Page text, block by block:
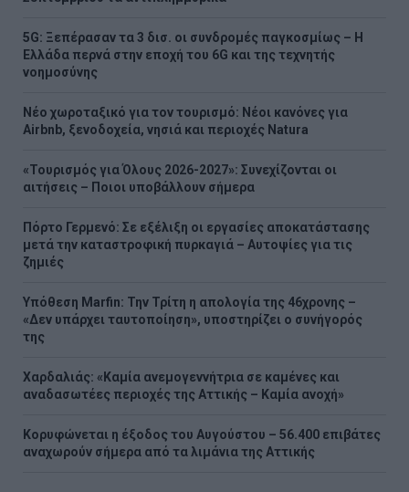
5G: Ξεπέρασαν τα 3 δισ. οι συνδρομές παγκοσμίως – Η
Ελλάδα περνά στην εποχή του 6G και της τεχνητής
νοημοσύνης
Νέο χωροταξικό για τον τουρισμό: Νέοι κανόνες για
Airbnb, ξενοδοχεία, νησιά και περιοχές Natura
«Τουρισμός για Όλους 2026-2027»: Συνεχίζονται οι
αιτήσεις – Ποιοι υποβάλλουν σήμερα
Πόρτο Γερμενό: Σε εξέλιξη οι εργασίες αποκατάστασης
μετά την καταστροφική πυρκαγιά – Αυτοψίες για τις
ζημιές
Υπόθεση Marfin: Την Τρίτη η απολογία της 46χρονης –
«Δεν υπάρχει ταυτοποίηση», υποστηρίζει ο συνήγορός
της
Χαρδαλιάς: «Καμία ανεμογεννήτρια σε καμένες και
αναδασωτέες περιοχές της Αττικής – Καμία ανοχή»
Κορυφώνεται η έξοδος του Αυγούστου – 56.400 επιβάτες
αναχωρούν σήμερα από τα λιμάνια της Αττικής